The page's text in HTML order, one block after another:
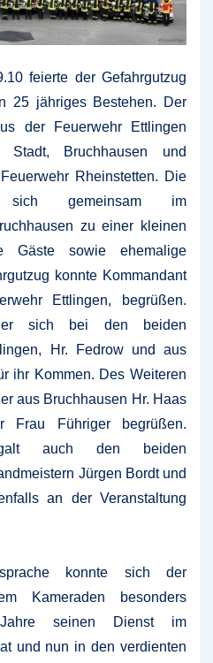
feierte der Gefahrgutzug
25 jähriges Bestehen. Der
der Feuerwehr Ettlingen
Stadt, Bruchhausen und
Rheinstetten. Die
sich gemeinsam im
zu einer kleinen
Gäste sowie ehemalige
konnte Kommandant
Ettlingen, begrüßen.
er sich bei den beiden
Hr. Fedrow und aus
ihr Kommen. Des Weiteren
aus Bruchhausen Hr. Haas
Frau Führiger begrüßen.
auch den beiden
Jürgen Bordt und
an der Veranstaltung
konnte sich der
Kameraden besonders
seinen Dienst im
und nun in den verdienten